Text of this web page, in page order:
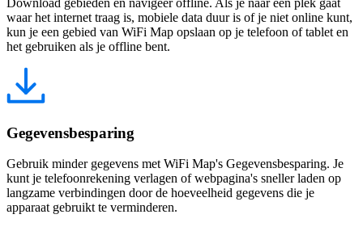
Download gebieden en navigeer offline. Als je naar een plek gaat
waar het internet traag is, mobiele data duur is of je niet online kunt,
kun je een gebied van WiFi Map opslaan op je telefoon of tablet en
het gebruiken als je offline bent.
Gegevensbesparing
Gebruik minder gegevens met WiFi Map's Gegevensbesparing. Je
kunt je telefoonrekening verlagen of webpagina's sneller laden op
langzame verbindingen door de hoeveelheid gegevens die je
apparaat gebruikt te verminderen.